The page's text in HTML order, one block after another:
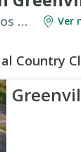
Venta en Countries y Barrios Cerrados en Berazategui Ver
Country